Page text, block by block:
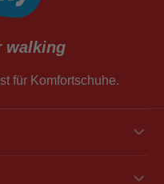
walking
für Komfortschuhe.